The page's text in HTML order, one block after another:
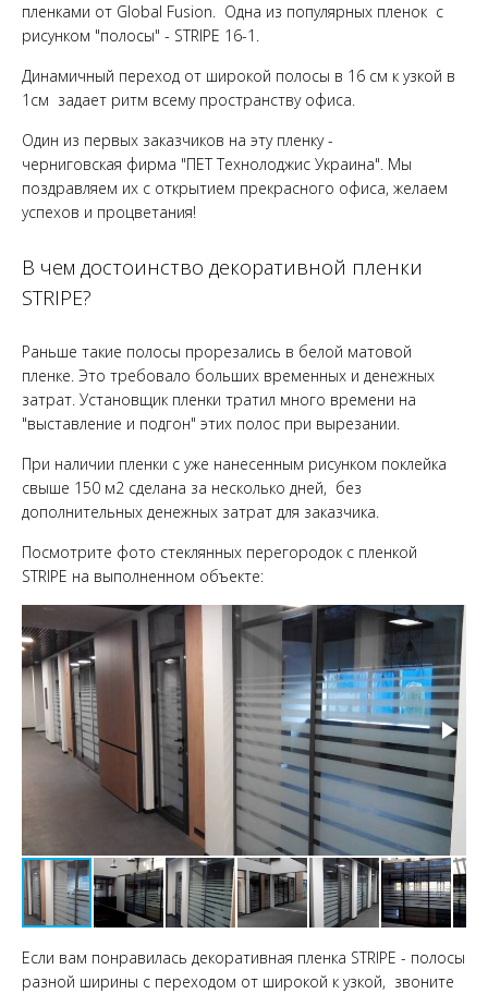
пленками от Global Fusion. Одна из популярных пленок с
рисунком "полосы" - STRIPE 16-1.
Динамичный переход от широкой полосы в 16 см к узкой в
1см задает ритм всему пространству офиса.
Один из первых заказчиков на эту пленку -
черниговская фирма "ПЕТ Технолоджис Украина". Мы
поздравляем их с открытием прекрасного офиса, желаем
успехов и процветания!
В чем достоинство декоративной пленки
STRIPE?
Раньше такие полосы прорезались в белой матовой
пленке. Это требовало больших временных и денежных
затрат. Установщик пленки тратил много времени на
"выставление и подгон" этих полос при вырезании.
При наличии пленки с уже нанесенным рисунком поклейка
свыше 150 м2 сделана за несколько дней, без
дополнительных денежных затрат для заказчика.
Посмотрите фото стеклянных перегородок с пленкой
STRIPE на выполненном объекте:
Если вам понравилась декоративная пленка STRIPE - полосы
разной ширины с переходом от широкой к узкой, звоните